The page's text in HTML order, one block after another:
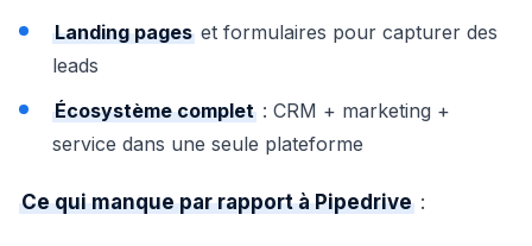
Landing pages et formulaires pour capturer des
leads
Écosystème complet : CRM + marketing +
service dans une seule plateforme
Ce qui manque par rapport à Pipedrive :